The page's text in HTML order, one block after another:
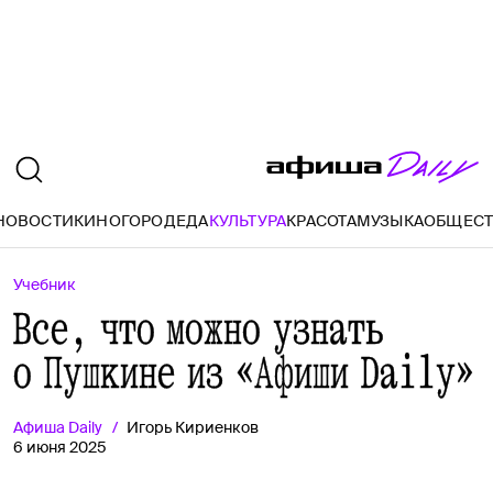
КИНОГОРОДЕДАКУЛЬТУРАКРАСОТАМУЗЫКА
Учебник
Все, что можно узнать
о Пушкине из «Афиши Daily»
Афиша Daily
Игорь Кириенков
6 июня 2025